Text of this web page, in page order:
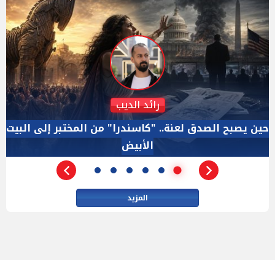
دكتور نزيه الحكيم
الإجازة البرلمانية ليست إجازة من الرقابة.. والسؤال ليس
الأداة الوحيده بعد فض الانعقاد
المزيد